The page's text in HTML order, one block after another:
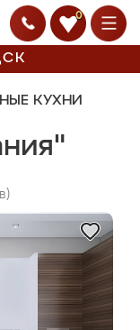
0
КУХНИ